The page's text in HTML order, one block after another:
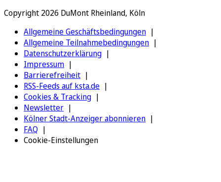
Copyright 2026 DuMont Rheinland, Köln
Allgemeine Geschäftsbedingungen
Allgemeine Teilnahmebedingungen
Datenschutzerklärung
Impressum
Barrierefreiheit
RSS-Feeds auf ksta.de
Cookies & Tracking
Newsletter
Kölner Stadt-Anzeiger abonnieren
FAQ
Cookie-Einstellungen